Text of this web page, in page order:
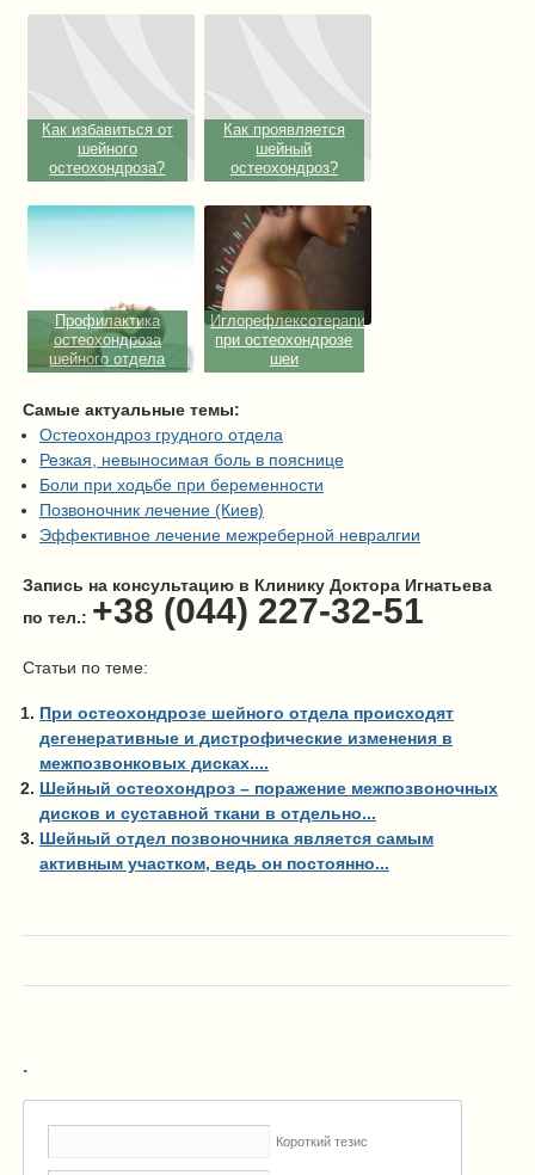
Как избавиться от
шейного
остеохондроза?
Как проявляется
шейный
остеохондроз?
Профилактика
остеохондроза
шейного отдела
Иглорефлексотерапия
при остеохондрозе
шеи
Самые актуальные темы:
Остеохондроз грудного отдела
Резкая, невыносимая боль в пояснице
Боли при ходьбе при беременности
Позвоночник лечение (Киев)
Эффективное лечение межреберной невралгии
Запись на консультацию в Клинику Доктора Игнатьева
по тел.: +38 (044) 227-32-51
Статьи по теме:
При остеохондрозе шейного отдела происходят
дегенеративные и дистрофические изменения в
межпозвонковых дисках....
Шейный остеохондроз – поражение межпозвоночных
дисков и суставной ткани в отдельно...
Шейный отдел позвоночника является самым
активным участком, ведь он постоянно...
.
Короткий тезис